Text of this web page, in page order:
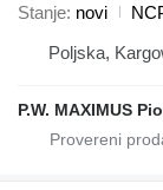
Stanje novi
Poljska,
P.W. MAXIMUS